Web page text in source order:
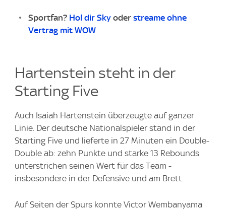
Sportfan? Hol dir Sky oder streame ohne
Vertrag mit WOW
Hartenstein steht in der
Starting Five
Auch Isaiah Hartenstein überzeugte auf ganzer
Linie. Der deutsche Nationalspieler stand in der
Starting Five und lieferte in 27 Minuten ein Double-
Double ab: zehn Punkte und starke 13 Rebounds
unterstrichen seinen Wert für das Team -
insbesondere in der Defensive und am Brett.
Auf Seiten der Spurs konnte Victor Wembanyama